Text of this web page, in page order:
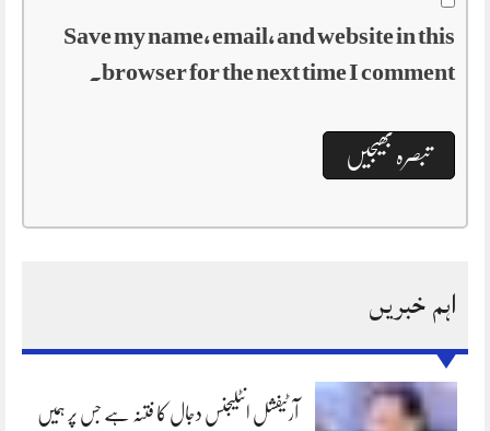
Save my name, email, and website in this
browser for the next time I comment.
اہم خبریں
آرٹیفشل انٹلیجنس دجال کا فتنہ ہے جس پر ہمیں